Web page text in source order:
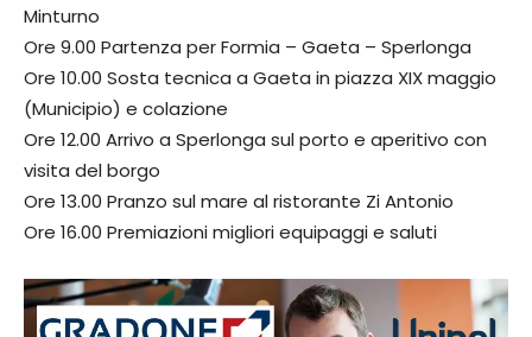
Minturno
Ore 9.00 Partenza per Formia – Gaeta – Sperlonga
Ore 10.00 Sosta tecnica a Gaeta in piazza XIX maggio
(Municipio) e colazione
Ore 12.00 Arrivo a Sperlonga sul porto e aperitivo con
visita del borgo
Ore 13.00 Pranzo sul mare al ristorante Zi Antonio
Ore 16.00 Premiazioni migliori equipaggi e saluti